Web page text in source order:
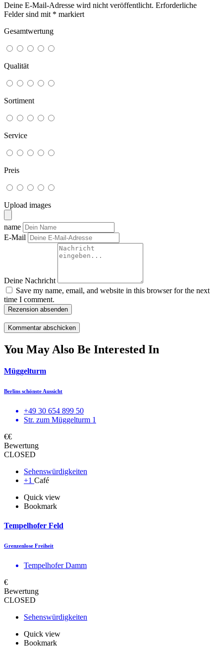
Deine E-Mail-Adresse wird nicht veröffentlicht. Erforderliche
Felder sind mit * markiert
Gesamtwertung
Qualität
Sortiment
Service
Preis
Upload images
name
E-Mail
Deine Nachricht
Save my name, email, and website in this browser for the next
time I comment.
Rezension absenden
You May Also Be Interested In
Müggelturm
Berlins schönste Aussicht
+49 30 654 899 50
Str. zum Müggelturm 1
€€
Bewertung
CLOSED
Sehenswürdigkeiten
+1 Café
Quick view
Bookmark
Tempelhofer Feld
Grenzenlose Freiheit
Tempelhofer Damm
€
Bewertung
CLOSED
Sehenswürdigkeiten
Quick view
Bookmark